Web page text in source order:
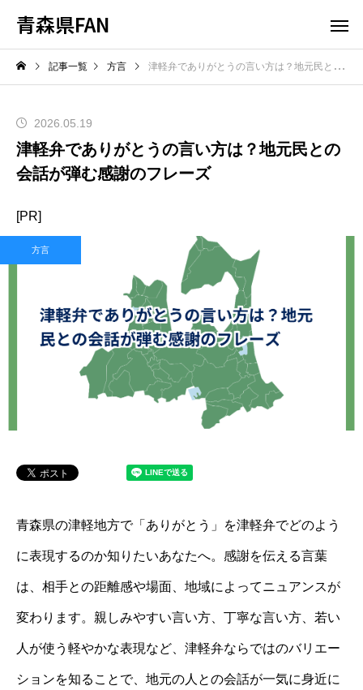
青森県FAN
記事一覧 方言 津軽弁でありがとうの言い方は？地元民との会話が弾む感謝のフレーズ
2026.05.19
津軽弁でありがとうの言い方は？地元民との
会話が弾む感謝のフレーズ
[PR]
方言
青森県の津軽地方で「ありがとう」を津軽弁でどのよう
に表現するのか知りたいあなたへ。感謝を伝える言葉
は、相手との距離感や場面、地域によってニュアンスが
変わります。親しみやすい言い方、丁寧な言い方、若い
人が使う軽やかな表現など、津軽弁ならではのバリエー
ションを知ることで、地元の人との会話が一気に身近に